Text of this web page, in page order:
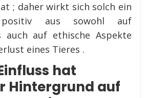
; daher wirkt sich solch ein
positiv aus sowohl auf
auch auf ethische Aspekte
eines Tieres .
hat
Hintergrund auf